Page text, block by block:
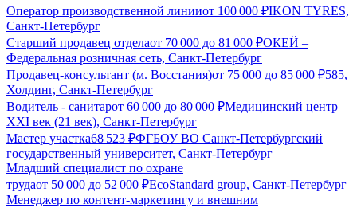
Оператор производственной линииот 100 000 ₽IKON TYRES,
Санкт-Петербург
Старший продавец отделаот 70 000 до 81 000 ₽ОКЕЙ –
Федеральная розничная сеть, Санкт-Петербург
Продавец-консультант (м. Восстания)от 75 000 до 85 000 ₽585,
Холдинг, Санкт-Петербург
Водитель - санитарот 60 000 до 80 000 ₽Медицинский центр
XXI век (21 век), Санкт-Петербург
Мастер участка68 523 ₽ФГБОУ ВО Санкт-Петербургский
государственный университет, Санкт-Петербург
Младший специалист по охране
трудаот 50 000 до 52 000 ₽EcoStandard group, Санкт-Петербург
Менеджер по контент‑маркетингу и внешним